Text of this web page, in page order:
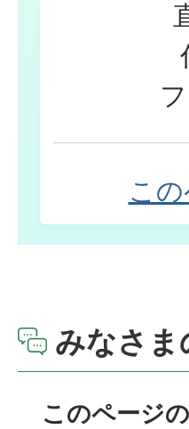
こ
みなさま
このページ